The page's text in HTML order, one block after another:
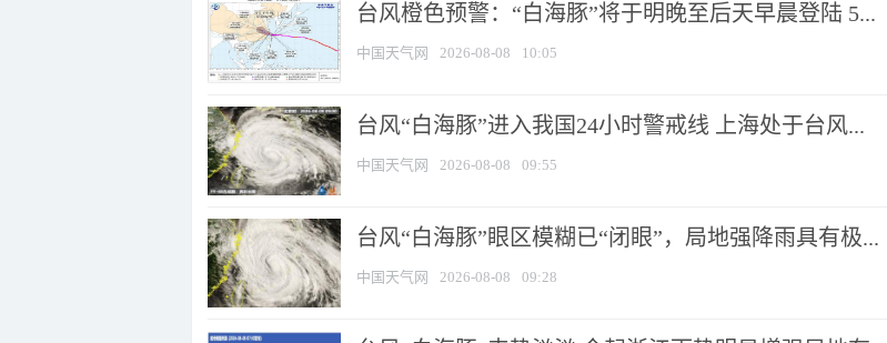
台风橙色预警：“白海豚”将于明晚至后天早晨登陆 5...
中国天气网 2026-08-08 10:05
台风“白海豚”进入我国24小时警戒线 上海处于台风...
中国天气网 2026-08-08 09:55
台风“白海豚”眼区模糊已“闭眼”，局地强降雨具有极...
中国天气网 2026-08-08 09:28